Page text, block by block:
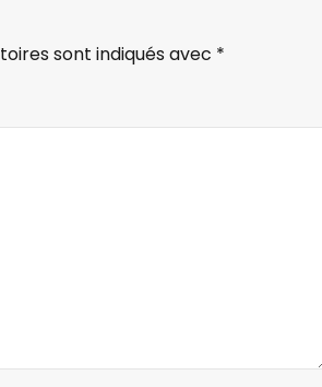
sont indiqués avec *